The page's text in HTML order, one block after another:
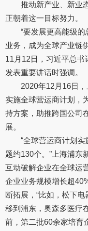
推动新产业、新业
正朝着这一目标努力。
“要发展更高能级
业务，成为全球产业链
11月12日，习近平总书
发表重要讲话时强调。
2020年12月16日
实施全球营运商计划，
持方案，助推跨国公司
展。
“全球营运商计划
题约130个。”上海浦东
互动破解企业在全球运
企业业务规模增长超
断拓展，“比如，松下
移到浦东，奥森多医疗
前，第二批60余家培育